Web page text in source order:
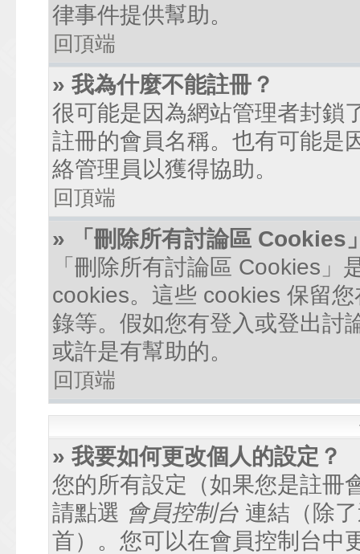
律事件提供幫助。
回頂端
» 我為什麼不能註冊？
很可能是因為網站管理者封鎖
註冊的會員名稱。也有可能是
絡管理員以獲得協助。
回頂端
» 「刪除所有討論區 Cookies
「刪除所有討論區 Cookies
cookies。這些 cookies 保留
錄等。假如您有登入或登出討
或許是有幫助的。
回頂端
» 我要如何更改個人的設定？
您的所有設定（如果您是註冊
請點選 會員控制台 連結（除
首）。您可以在會員控制台中